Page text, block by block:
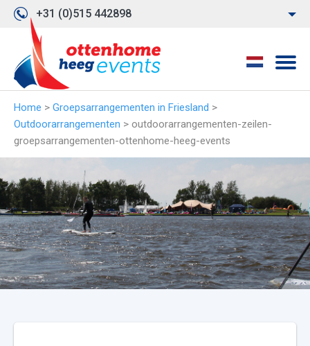
+31 (0)515 442898
Home > Groepsarrangementen in Friesland >
Outdoorarrangementen > outdoorarrangementen-zeilen-
groepsarrangementen-ottenhome-heeg-events